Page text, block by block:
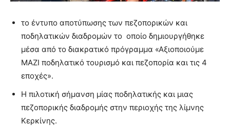
το έντυπο αποτύπωσης των πεζοπορικών και
ποδηλατικών διαδρομών το οποίο δημιουργήθηκε
μέσα από το διακρατικό πρόγραμμα «Αξιοποιούμε
ΜΑΖΙ ποδηλατικό τουρισμό και πεζοπορία και τις 4
εποχές».
Η πιλοτική σήμανση μίας ποδηλατικής και μιας
πεζοπορικής διαδρομής στην περιοχής της λίμνης
Κερκίνης.